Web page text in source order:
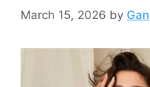
March 15, 2026 by